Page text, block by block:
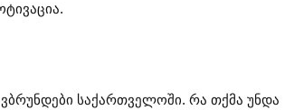
საქართველოში. რა თქმა უნდა